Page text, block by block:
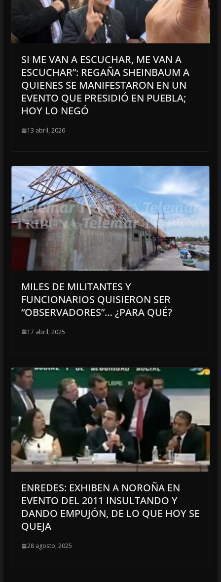
SI ME VAN A ESCUCHAR, ME VAN A
ESCUCHAR”: REGAÑA SHEINBAUM A
QUIENES SE MANIFESTARON EN UN
EVENTO QUE PRESIDIÓ EN PUEBLA;
HOY LO NEGÓ
13 abril, 2026
MILES DE MILITANTES Y
FUNCIONARIOS QUISIERON SER
“OBSERVADORES”… ¿PARA QUÉ?
17 abril, 2025
ENREDES: EXHIBEN A NOROÑA EN
EVENTO DEL 2011 INSULTANDO Y
DANDO EMPUJÓN, DE LO QUE HOY SE
QUEJA
28 agosto, 2025